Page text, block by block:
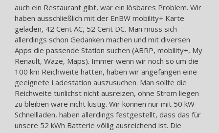
auch ein Restaurant gibt, war ein lösbares Problem. Wir
haben ausschließlich mit der EnBW mobility+ Karte
geladen, 42 Cent AC, 52 Cent DC. Man muss sich
allerdings schon Gedanken machen und mit diversen
Apps die passende Station suchen (ABRP, mobility+, My
Renault, Waze, Maps). Immer wenn wir noch so um die
100 km Reichweite hatten, haben wir angefangen eine
geeignete Ladestation auszusuchen. Man sollte die
Reichweite tunlichst nicht ausreizen, ohne Strom liegen
zu bleiben wäre nicht lustig. Wir können nur mit 50 kW
Schnellladen, haben allerdings festgestellt, dass das für
unsere 52 kWh Batterie völlig ausreichend ist. Die